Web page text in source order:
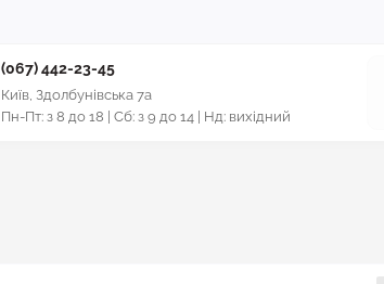
(067) 442-23-45
Київ, Здолбунівська 7а
Пн-Пт: з 8 до 18 | Сб: з 9 до 14 | Нд: вихідний